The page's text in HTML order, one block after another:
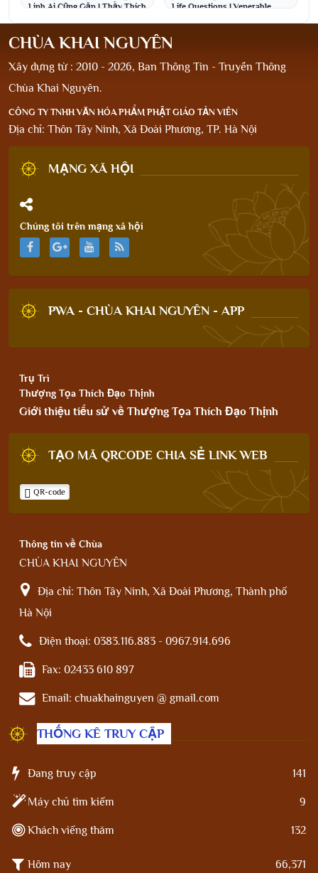
Linh Ai Cũng Gặp | Thầy Thích
Life Questions | Venerable
CHÙA KHAI NGUYÊN
Xây dựng từ : 2010 - 2026, Ban Thông Tin - Truyền Thông
Chùa Khai Nguyên.
CÔNG TY TNHH VĂN HÓA PHẨM PHẬT GIÁO TẢN VIÊN
Địa chỉ: Thôn Tây Ninh, Xã Đoài Phương, TP. Hà Nội
MẠNG XÃ HỘI
Chúng tôi trên mạng xã hội
PWA - CHÙA KHAI NGUYÊN - APP
Trụ Trì
Thượng Tọa Thích Đạo Thịnh
Giới thiệu tiểu sử về Thượng Tọa Thích Đạo Thịnh
TẠO MÃ QRCODE CHIA SẺ LINK WEB
QR-code
Thông tin về Chùa
CHÙA KHAI NGUYÊN
Địa chỉ: Thôn Tây Ninh, Xã Đoài Phương, Thành phố
Hà Nội
Điện thoại: 0383.116.883 - 0967.914.696
Fax: 02433 610 897
Email: chuakhainguyen @ gmail.com
THỐNG KÊ TRUY CẬP
Đang truy cập 141
Máy chủ tìm kiếm 9
Khách viếng thăm 132
Hôm nay 66,371